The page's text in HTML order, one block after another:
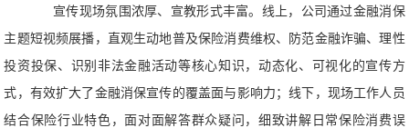
宣传现场氛围浓厚、宣教形式丰富。线上，公司通过金融消保
主题短视频展播，直观生动地普及保险消费维权、防范金融诈骗、理性
投资投保、识别非法金融活动等核心知识，动态化、可视化的宣传方
式，有效扩大了金融消保宣传的覆盖面与影响力；线下，现场工作人员
结合保险行业特色，面对面解答群众疑问，细致讲解日常保险消费误